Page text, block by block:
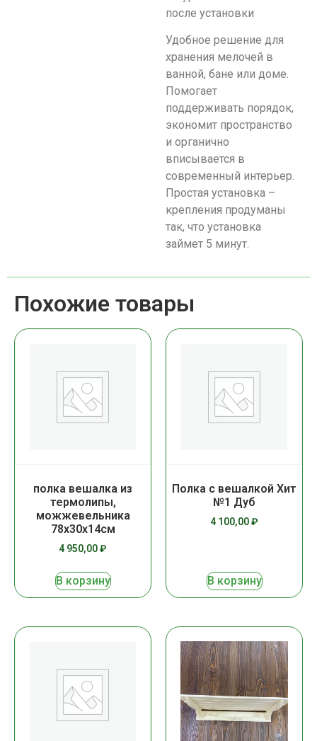
после установки
Удобное решение для
хранения мелочей в
ванной, бане или доме.
Помогает
поддерживать порядок,
экономит пространство
и органично
вписывается в
современный интерьер.
Простая установка –
крепления продуманы
так, что установка
займет 5 минут.
Похожие товары
полка вешалка из
термолипы,
можжевельника
78х30х14см
4 950,00₽
В корзину
Полка с вешалкой Хит
№1 Дуб
4 100,00₽
В корзину